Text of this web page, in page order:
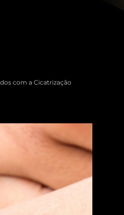
com a Cicatrização